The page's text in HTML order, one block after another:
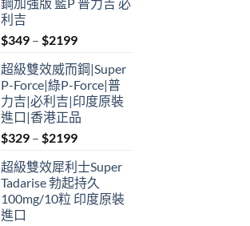
利吉
$349 – $2199Price
$349
through
$2199
超級雙效威而鋼|Super
P-Force|綠P-Force|普
力吉|必利吉|印度原裝
進口|香港正品
$329 – $2199Price
$329
through
$2199
超級雙效犀利士Super
Tadarise 勃起持久
100mg/10粒 印度原裝
進口